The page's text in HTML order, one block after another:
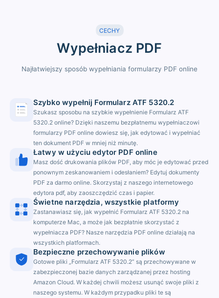
CECHY
Wypełniacz PDF
Najłatwiejszy sposób wypełniania formularzy PDF online
Szybko wypełnij Formularz ATF 5320.2
Szukasz sposobu na szybkie wypełnienie Formularz ATF
5320.2 online? Dzięki naszemu bezpłatnemu wypełniaczowi
formularzy PDF online dowiesz się, jak edytować i wypełniać
ten dokument PDF w mniej niż minutę.
Łatwy w użyciu edytor PDF online
Masz dość drukowania plików PDF, aby móc je edytować przed
ponownym zeskanowaniem i odesłaniem? Edytuj dokumenty
PDF za darmo online. Skorzystaj z naszego internetowego
edytora pdf, aby zaoszczędzić czas i papier.
Świetne narzędzia, wszystkie platformy
Zastanawiasz się, jak wypełnić Formularz ATF 5320.2 na
komputerze Mac, a może jak bezpłatnie skorzystać z
wypełniacza PDF? Nasze narzędzia PDF online działają na
wszystkich platformach.
Bezpieczne przechowywanie plików
Gotowe pliki „Formularz ATF 5320.2” są przechowywane w
zabezpieczonej bazie danych zarządzanej przez hosting
Amazon Cloud. W każdej chwili możesz usunąć swoje pliki z
naszego systemu. W każdym przypadku pliki te są